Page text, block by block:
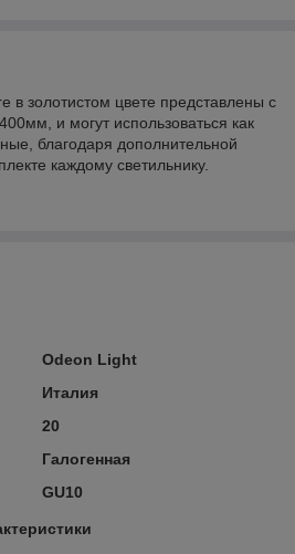
в золотистом цвете представлены с
и могут использоваться как
благодаря дополнительной
каждому светильнику.
Odeon Light
Италия
20
Галогенная
GU10